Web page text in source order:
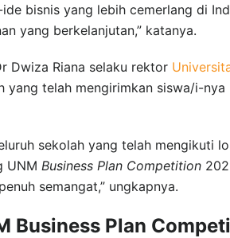
bisnis yang lebih cemerlang di
yang berkelanjutan,” katanya.
Dwiza Riana selaku rektor
yang telah mengirimkan siswa/i-
sekolah yang telah mengikuti
UNM Business Plan Competition
semangat,” ungkapnya.
Business Plan